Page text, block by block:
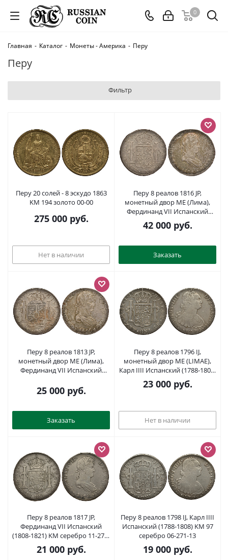
0
Главная - Каталог - Монеты - Америка - Перу
Перу
Фильтр
Перу 20 солей - 8 эскудо 1863
KM 194 золото 00-00
275 000руб.
Нет в наличии
Перу 8 реалов 1816 JP,
монетный двор ME (Лима),
Фердинанд VII Испанский
(1808-1821), красивая
золотисто-голубая патина KM
42 000руб.
Заказать
Перу 8 реалов 1813 JP,
монетный двор ME (Лима),
Фердинанд VII Испанский
00-802-05
25 000руб.
Заказать
Перу 8 реалов 1796 IJ,
монетный двор ME (LIMAE),
Карл IIII Испанский (1788-1808)
KM 97 серебро 00-00
23 000руб.
Нет в наличии
Перу 8 реалов 1817 JP,
Фердинанд VII Испанский
(1808-1821) KM серебро 11-271-
21
21 000руб.
Перу 8 реалов 1798 IJ, Карл IIII
Испанский (1788-1808) KM 97
серебро 06-271-13
19 000руб.